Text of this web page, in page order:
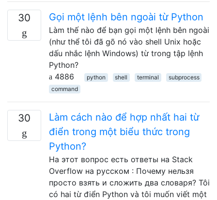
30 Gọi một lệnh bên ngoài từ Python
Làm thế nào để bạn gọi một lệnh bên ngoài
(như thể tôi đã gõ nó vào shell Unix hoặc
dấu nhắc lệnh Windows) từ trong tập lệnh
Python?
4886
python shell terminal
subprocess
command
30
Làm cách nào để hợp nhất hai từ
điển trong một biểu thức trong
Python?
На этот вопрос есть ответы на Stack
Overflow на русском : Почему нельзя
просто взять и сложить два словаря? Tôi
có hai từ điển Python và tôi muốn viết một